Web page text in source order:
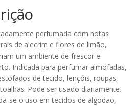
perfumada com notas
de alecrim e flores de limão,
um ambiente de frescor e
Indicada para perfumar almofadas,
de tecido, lençóis, roupas,
Pode ser usado diariamente.
se o uso em tecidos de algodão,